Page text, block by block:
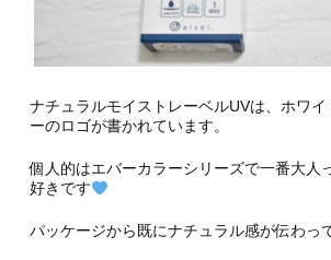
ナチュラルモイストレーベルUVは、ホワ
ーのロゴが書かれています。
個人的はエバーカラーシリーズで一番大人
好きです
パッケージから既にナチュラル感が伝わっ